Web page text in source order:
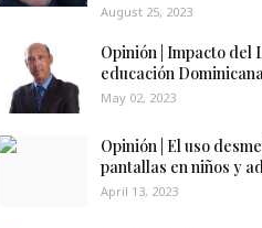
August 25, 2023
Opinión | Impacto del
educación
May 02, 2023
Opinión | El uso
pantallas en niños y
April 13, 2023